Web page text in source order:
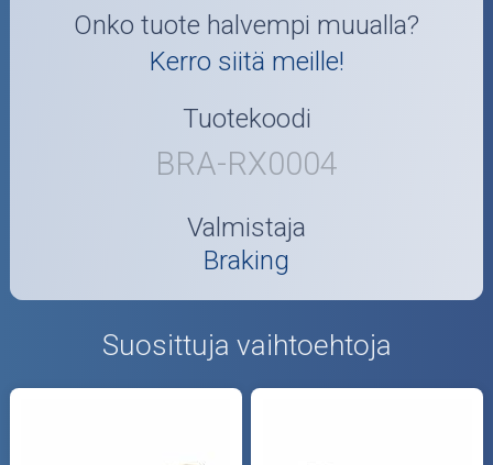
Onko tuote halvempi muualla?
Kerro siitä meille!
Tuotekoodi
BRA-RX0004
Valmistaja
Braking
Suosittuja vaihtoehtoja